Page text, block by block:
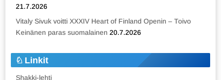
21.7.2026
Vitaly Sivuk voitti XXXIV Heart of Finland Openin – Toivo
Keinänen paras suomalainen 20.7.2026
Linkit
Shakki-lehti